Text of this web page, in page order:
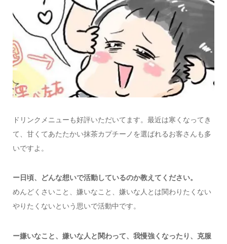
ドリンクメニューも好評いただいてます。最近は寒くなってき
て、甘くてあたたかい抹茶カプチーノを選ばれるお客さんも多
いですよ。
ー日頃、どんな想いで活動しているのか教えてください。
めんどくさいこと、嫌いなこと、嫌いな人とは関わりたくない
やりたくないという思いで活動中です。
ー嫌いなこと、嫌いな人と関わって、我慢強くなったり、克服